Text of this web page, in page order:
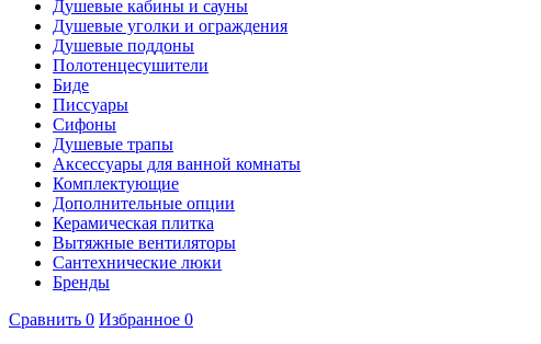
Душевые кабины и сауны
Душевые уголки и ограждения
Душевые поддоны
Полотенцесушители
Биде
Писсуары
Сифоны
Душевые трапы
Аксессуары для ванной комнаты
Комплектующие
Дополнительные опции
Керамическая плитка
Вытяжные вентиляторы
Сантехнические люки
Бренды
Сравнить 0 Избранное 0